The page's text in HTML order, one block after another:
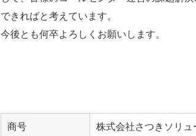
できればと考えています。
今後とも何卒よろしくお願いします。
商号 株式会社さつきソリュ